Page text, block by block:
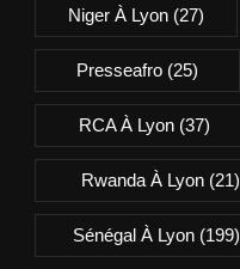
Niger À Lyon(27)
Presseafro(25)
RCA À Lyon (37)
Rwanda À Lyon (21)
Sénégal À Lyon (199)